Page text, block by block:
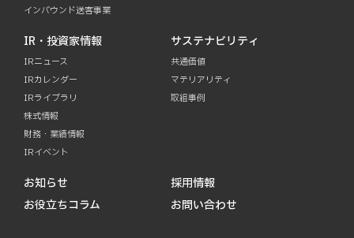
インバウンド送客事業
IR・投資家情報
IRニュース
IRカレンダー
IRライブラリ
株式情報
財務・業績情報
IRイベント
サステナビリティ
共通価値
マテリアリティ
取組事例
お知らせ
お役立ちコラム
採用情報
お問い合わせ